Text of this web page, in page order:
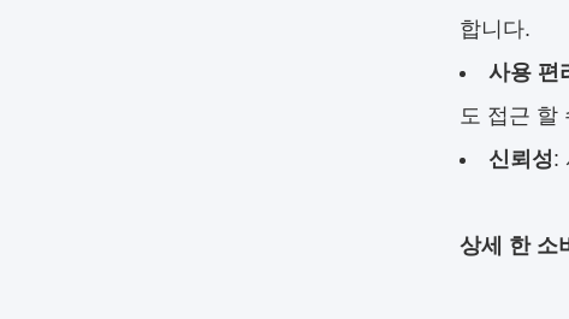
합니다.
사용 편
도 접근 할
신뢰성:
상세 한 소